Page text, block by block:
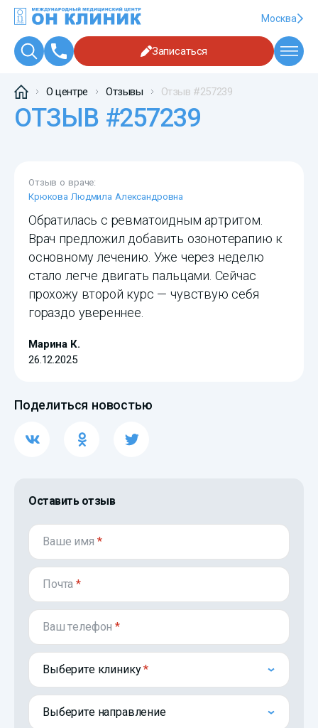
Москва
Записаться
О центре Отзывы Отзыв #257239
ОТЗЫВ #257239
Отзыв о враче:
Крюкова Людмила Александровна
Обратилась с ревматоидным артритом.
Врач предложил добавить озонотерапию к
основному лечению. Уже через неделю
стало легче двигать пальцами. Сейчас
прохожу второй курс — чувствую себя
гораздо увереннее.
Марина К.
26.12.2025
Поделиться новостью
Оставить отзыв
Ваше имя *
Почта*
Ваш телефон*
Выберите клинику
Выберите направление